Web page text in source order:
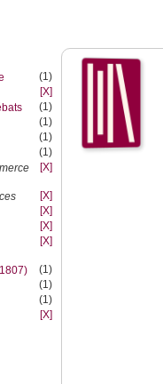
(1)
[X]
(1)
(1)
(1)
(1)
[X]
[X]
[X]
[X]
[X]
(1)
(1)
(1)
[X]